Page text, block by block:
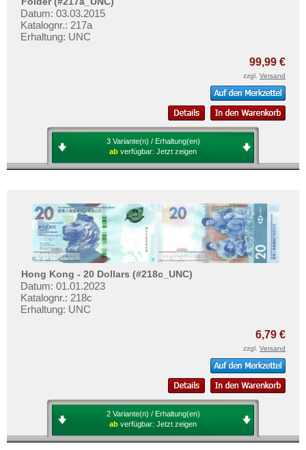
Philippinen
Portugiesisch Indien
Saudi Arabien
Süd-Ossetien
Südkorea
Syrien
Taiwan
Thailand
Timor
Turkmenistan
Usbekistan
Vereinigte Arabische Emirate
Datum: 03.03.2015
Katalognr.: 217a
Erhaltung: UNC
99,99 €
zzgl. Versand
3 Variante(n) / Erhaltung(en)
ab verfügbar: Jetzt zeigen
Hong Kong - 20 Dollars (#218c_UNC)
Datum: 01.01.2023
Katalognr.: 218c
Erhaltung: UNC
6,79 €
zzgl. Versand
2 Variante(n) / Erhaltung(en)
ab verfügbar: Jetzt zeigen